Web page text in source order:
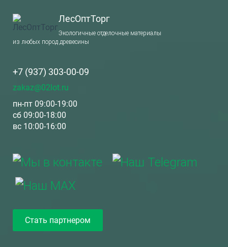
ЛесОптТорг
Экологичные отделочные материалы
из любых пород древесины
+7 (937) 303-00-09
zakaz@02lot.ru
пн-пт 09:00-19:00
сб 09:00-18:00
вс 10:00-16:00
Стать партнером